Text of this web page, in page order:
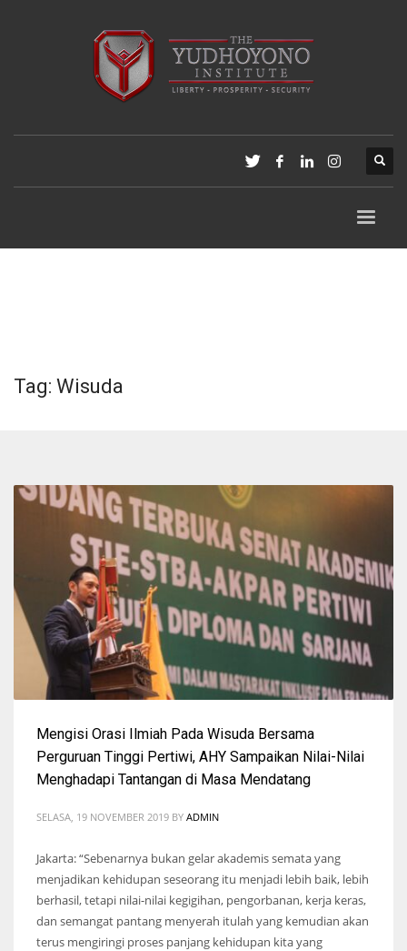
Tag: Wisuda
Mengisi Orasi Ilmiah Pada Wisuda Bersama
Perguruan Tinggi Pertiwi, AHY Sampaikan Nilai-Nilai
Menghadapi Tantangan di Masa Mendatang
SELASA, 19 NOVEMBER 2019 BY ADMIN
Jakarta: “Sebenarnya bukan gelar akademis semata yang
menjadikan kehidupan seseorang itu menjadi lebih baik, lebih
berhasil, tetapi nilai-nilai kegigihan, pengorbanan, kerja keras,
dan semangat pantang menyerah itulah yang kemudian akan
terus mengiringi proses panjang kehidupan kita yang